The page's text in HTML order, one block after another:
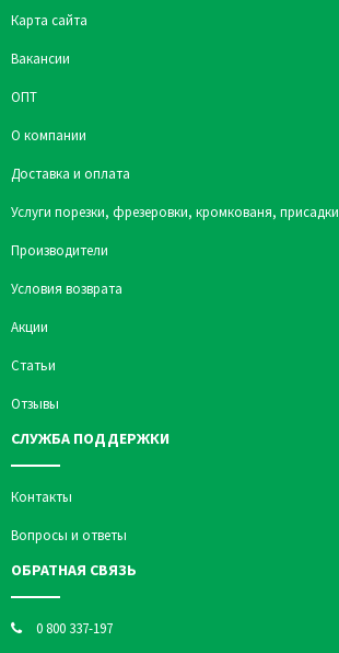
Карта сайта
Вакансии
ОПТ
О компании
Доставка и оплата
Услуги порезки, фрезеровки, кромкованя, присадки
Производители
Условия возврата
Акции
Статьи
Отзывы
СЛУЖБА ПОДДЕРЖКИ
Контакты
Вопросы и ответы
ОБРАТНАЯ СВЯЗЬ
0 800 337-197